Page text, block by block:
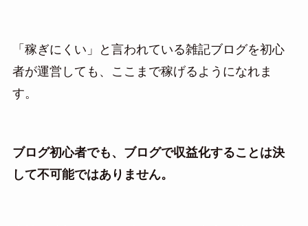
「稼ぎにくい」と言われている雑記ブログを初心
者が運営しても、ここまで稼げるようになれま
す。
ブログ初心者でも、ブログで収益化することは決
して不可能ではありません。